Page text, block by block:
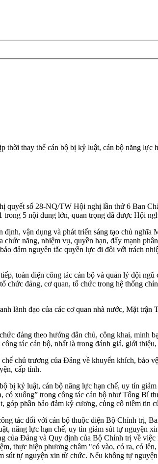
thay thế cán bộ bị kỷ luật, cán bộ năng lực
số 28-NQ/TW Hội nghị lần thứ 6 Ban
5 nội dung lớn, quan trọng đã được Hội
vận dụng và phát triển sáng tạo chủ
năng, nhiệm vụ, quyền hạn, đẩy mạnh
đảm nguyên tắc quyền lực đi đôi với trách
toàn diện công tác cán bộ và quản lý đội
đảng, cơ quan, tổ chức trong hệ thống
lãnh đạo của các cơ quan nhà nước, Mặt
đảng theo hướng dân chủ, công khai, minh
tác cán bộ, nhất là trong đánh giá, giới
chủ trương của Đảng về khuyến khích, bảo
cấp tỉnh.
kỷ luật, cán bộ năng lực hạn chế, uy tín
xuống” trong công tác cán bộ như Tổng Bí
phần bảo đảm kỷ cương, củng cố niềm tin
tác đối với cán bộ thuộc diện Bộ Chính trị,
năng lực hạn chế, uy tín giảm sút tự nguyện
Đảng và Quy định của Bộ Chính trị về
thực hiện phương châm "có vào, có ra, có
tự nguyện xin từ chức. Nếu không tự